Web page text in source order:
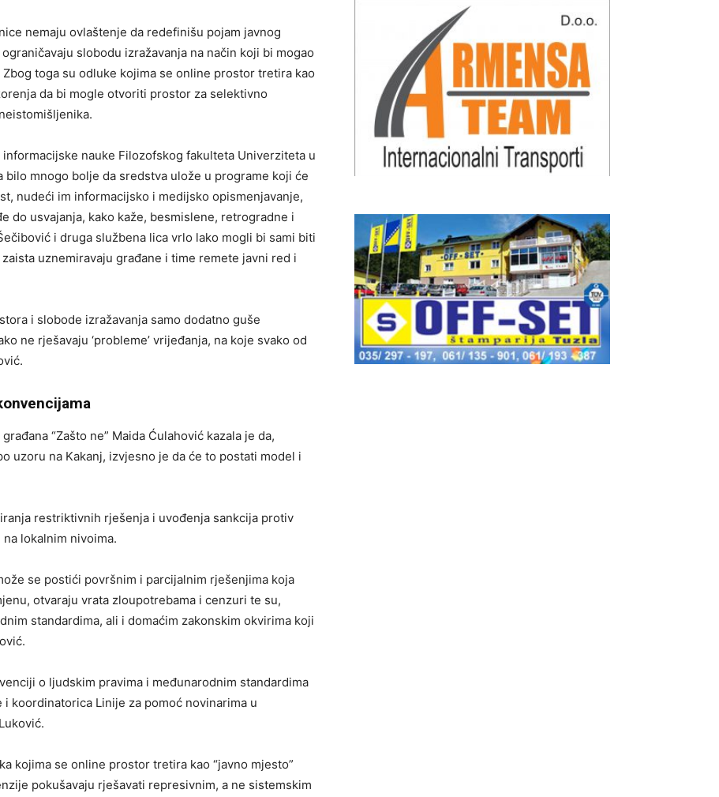
nemaju ovlaštenje da redefinišu pojam javnog
slobodu izražavanja na način koji bi mogao
toga su odluke kojima se online prostor tretira kao
da bi mogle otvoriti prostor za selektivno
nauke Filozofskog fakulteta Univerziteta u
bilo mnogo bolje da sredstva ulože u programe koji će
nudeći im informacijsko i medijsko opismenjavanje,
do usvajanja, kako kaže, besmislene, retrogradne i
i druga službena lica vrlo lako mogli bi sami biti
uznemiravaju građane i time remete javni red i
i slobode izražavanja samo dodatno guše
ne rješavaju ‘probleme’ vrijeđanja, na koje svako od
“Zašto ne” Maida Ćulahović kazala je da,
uzoru na Kakanj, izvjesno je da će to postati model i
restriktivnih rješenja i uvođenja sankcija protiv
lokalnim nivoima.
se postići površnim i parcijalnim rješenjima koja
otvaraju vrata zloupotrebama i cenzuri te su,
standardima, ali i domaćim zakonskim okvirima koji
o ljudskim pravima i međunarodnim standardima
koordinatorica Linije za pomoć novinarima u
kojima se online prostor tretira kao “javno mjesto”
pokušavaju rješavati represivnim, a ne sistemskim